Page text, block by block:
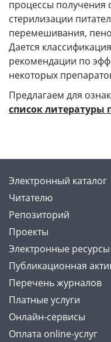
процессы получения
стерилизации
перемешивания,
Дается
рекомендации по
некоторых
Предлагаем для
список литературы
Электронный каталог
Читателю
Репозиторий
Проекты
Электронные ресурсы
Публикационная
Перечень журналов
Платные услуги
Онлайн-сервисы
Оплата online-услуг